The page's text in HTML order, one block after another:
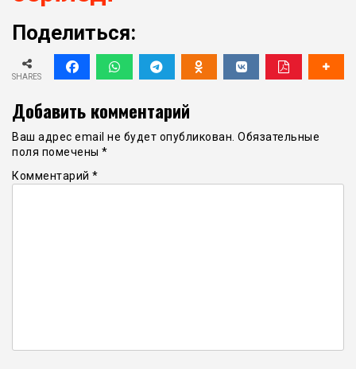
Поделиться:
SHARES
Добавить комментарий
Ваш адрес email не будет опубликован. Обязательные
поля помечены *
Комментарий *